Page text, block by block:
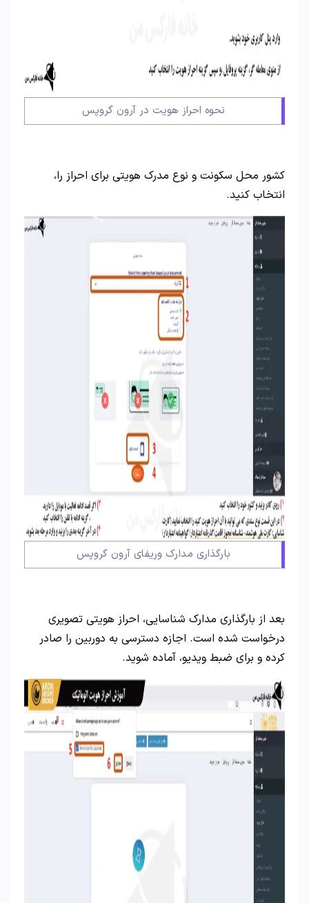
نحوه احراز هویت در آرون گروپس
کشور محل سکونت و نوع مدرک هویتی برای احراز را،
انتخاب کنید.
بارگذاری مدارک وریفای آرون گروپس
بعد از بارگذاری مدارک شناسایی، احراز هویتی تصویری
درخواست شده است. اجازه دسترسی به دوربین را صادر
کرده و برای ضبط ویدیو، آماده شوید.